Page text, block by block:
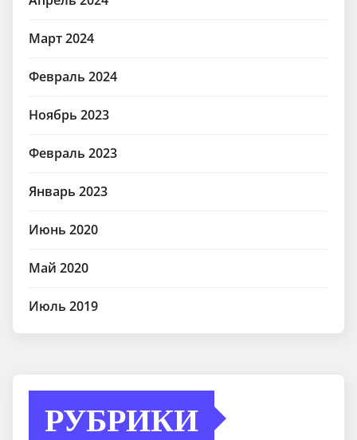
Март 2024
Февраль 2024
Ноябрь 2023
Февраль 2023
Январь 2023
Июнь 2020
Май 2020
Июль 2019
РУБРИКИ